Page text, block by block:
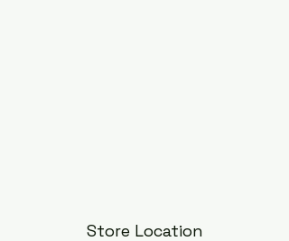
Store Location